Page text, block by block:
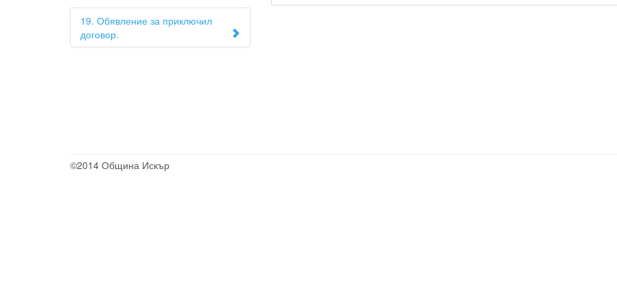
19. Обявление за приключил
договор.
©2014 Община Искър